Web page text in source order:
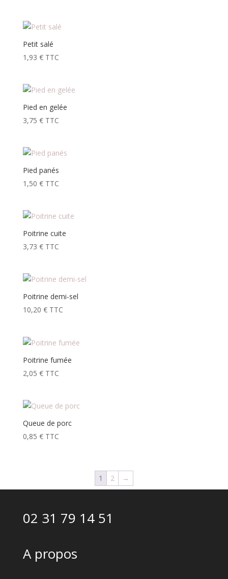
Petit salé
1,93 € TTC
Pied en gelée
3,75 € TTC
Pied panés
1,50 € TTC
Poitrine cuite
3,73 € TTC
Poitrine demi-sel
10,20 € TTC
Poitrine fumée
2,05 € TTC
Queue de porc
0,85 € TTC
1 2 →
02 31 79 14 51
A propos